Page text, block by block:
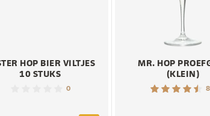
HOP BIER VILTJES
10 STUKS
0
MR. HOP
(KLEIN)